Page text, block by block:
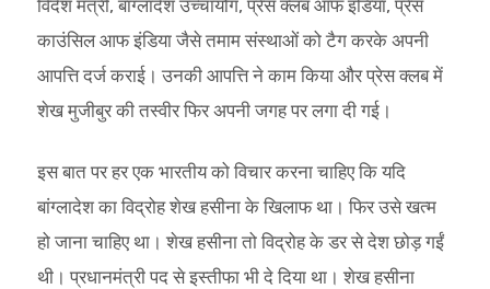
विदेश मंत्री, बांग्लादेश उच्चायोग, प्रेस क्लब आफ इंडिया, प्रेस
काउंसिल आफ इंडिया जैसे तमाम संस्थाओं को टैग करके अपनी
आपत्ति दर्ज कराई। उनकी आपत्ति ने काम किया और प्रेस क्लब में
शेख मुजीबुर की तस्वीर फिर अपनी जगह पर लगा दी गई।
इस बात पर हर एक भारतीय को विचार करना चाहिए कि यदि
बांग्लादेश का विद्रोह शेख हसीना के खिलाफ था। फिर उसे खत्म
हो जाना चाहिए था। शेख हसीना तो विद्रोह के डर से देश छोड़ गईं
थी। प्रधानमंत्री पद से इस्तीफा भी दे दिया था। शेख हसीना